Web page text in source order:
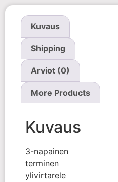
Kuvaus
Shipping
Arviot (0)
More Products
Kuvaus
3-napainen
terminen
ylivirtarele